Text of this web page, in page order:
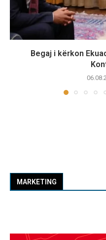
Begaj i kërkon
MARKETING